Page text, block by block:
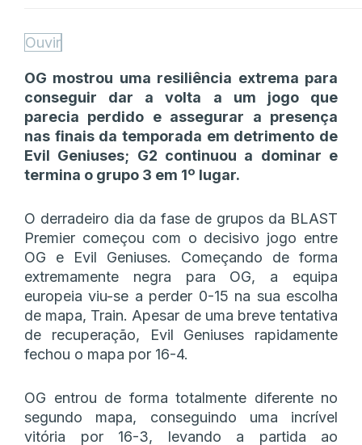
Ouvir
OG mostrou uma resiliência extrema para
conseguir dar a volta a um jogo que
parecia perdido e assegurar a presença
nas finais da temporada em detrimento de
Evil Geniuses; G2 continuou a dominar e
termina o grupo 3 em 1º lugar.
O derradeiro dia da fase de grupos da BLAST
Premier começou com o decisivo jogo entre
OG e Evil Geniuses. Começando de forma
extremamente negra para OG, a equipa
europeia viu-se a perder 0-15 na sua escolha
de mapa, Train. Apesar de uma breve tentativa
de recuperação, Evil Geniuses rapidamente
fechou o mapa por 16-4.
OG entrou de forma totalmente diferente no
segundo mapa, conseguindo uma incrível
vitória por 16-3, levando a partida ao